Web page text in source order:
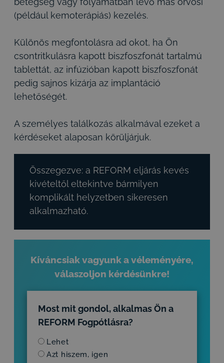
(például kemoterápiás) kezelés.
Különös megfontolásra ad okot, ha Ön
csontritkulásra kapott biszfoszfonát tartalmú
tablettát, az infúzióban kapott biszfoszfonát
pedig sajnos kizárja az implantáció
lehetőségét.
A személyes találkozás alkalmával ezeket a
kérdéseket alaposan körüljárjuk.
Összegezve: a REFORM eljárás kevés
kivételtől eltekintve bármilyen
komplikált helyzetben sikeresen
alkalmazható.
Kíváncsiak vagyunk a véleményére,
válaszoljon kérdésünkre!
Most mit gondol, alkalmas Ön a
REFORM Fogpótlásra?
Lehet
Azt hiszem, igen